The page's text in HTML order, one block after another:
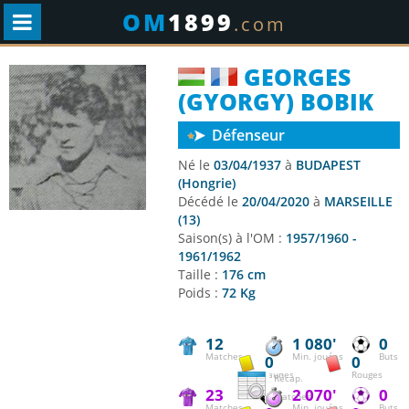
OM1899.com
GEORGES
(GYORGY) BOBIK
Défenseur
Né le 03/04/1937 à BUDAPEST
(Hongrie)
Décédé le 20/04/2020 à MARSEILLE
(13)
Saison(s) à l'OM : 1957/1960 -
1961/1962
Taille : 176 cm
Poids : 72 Kg
12
Matches
1 080'
Min. jouées
0
Buts
0
Jaunes
0
Rouges
Récap.
matches
23 2 070' 0